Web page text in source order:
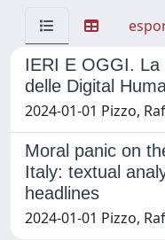
IERI E OGGI. La
delle Digital
2024-01-01 Pizzo,
Moral panic on
Italy: textual
headlines
2024-01-01 Pizzo,